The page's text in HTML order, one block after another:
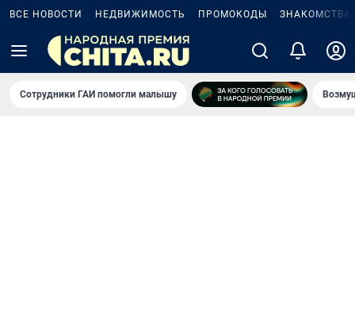
ВСЕ НОВОСТИ НЕДВИЖИМОСТЬ ПРОМОКОДЫ ЗНАКОМСТВА
Сотрудники ГАИ помогли малышу